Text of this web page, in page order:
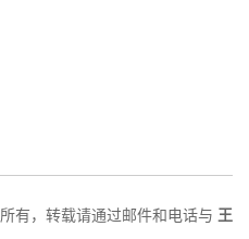
所有，转载请通过邮件和电话与 王